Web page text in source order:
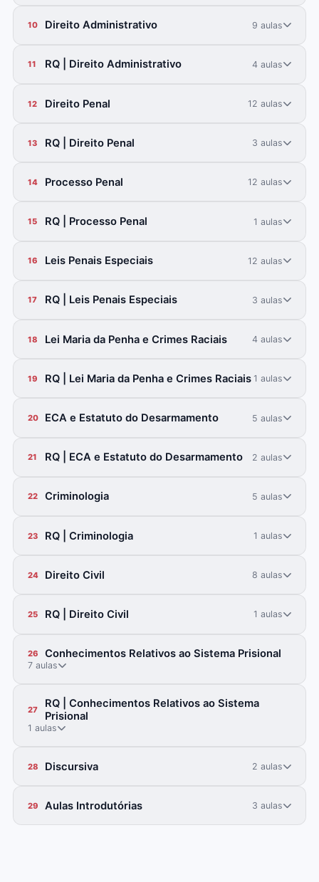
10 Direito Administrativo 9 aulas
11 RQ | Direito Administrativo 4 aulas
12 Direito Penal 12 aulas
13 RQ | Direito Penal 3 aulas
14 Processo Penal 12 aulas
15 RQ | Processo Penal 1 aulas
16 Leis Penais Especiais 12 aulas
17 RQ | Leis Penais Especiais 3 aulas
18 Lei Maria da Penha e Crimes Raciais 4 aulas
19 RQ | Lei Maria da Penha e Crimes Raciais 1 aulas
20 ECA e Estatuto do Desarmamento 5 aulas
21 RQ | ECA e Estatuto do Desarmamento 2 aulas
22 Criminologia 5 aulas
23 RQ | Criminologia 1 aulas
24 Direito Civil 8 aulas
25 RQ | Direito Civil 1 aulas
26 Conhecimentos Relativos ao Sistema Prisional
7 aulas
27
RQ | Conhecimentos Relativos ao Sistema
Prisional
1 aulas
28 Discursiva 2 aulas
29 Aulas Introdutórias 3 aulas